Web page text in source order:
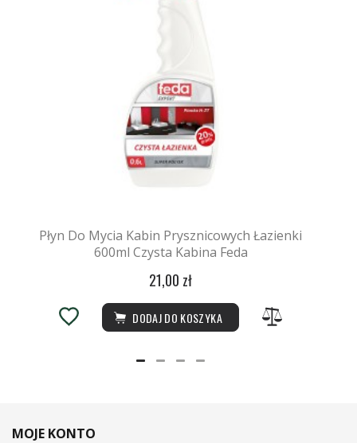
Płyn Do Mycia Kabin Prysznicowych Łazienki
600ml Czysta Kabina Feda
21,00 zł
DODAJ DO KOSZYKA
MOJE KONTO